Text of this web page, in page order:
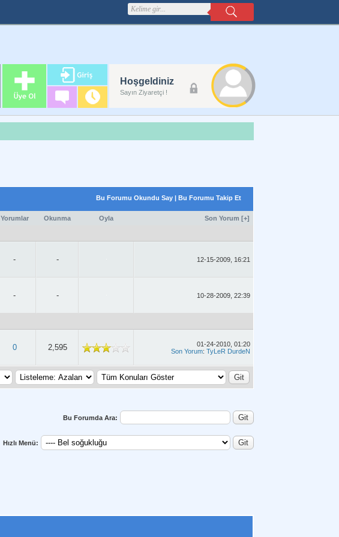
Hoşgeldiniz
Sayın Ziyaretçi !
Forum
Reklam Alanı
Bu Forumu Okundu Say | Bu Forumu Takip Et
Yorumlar Okunma Oyla Son Yorum [+]
- - 12-15-2009, 16:21
- - 10-28-2009, 22:39
0 2,595
01-24-2010, 01:20
Son Yorum: TyLeR DurdeN
Bu Forumda Ara:
Hızlı Menü: